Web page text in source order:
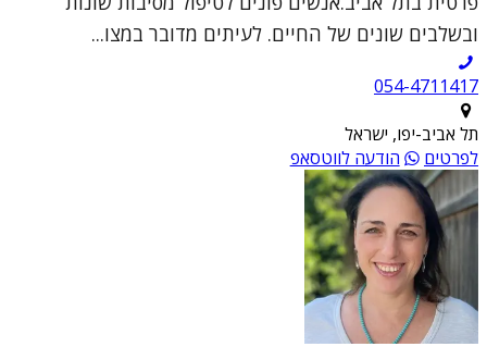
ובשלבים שונים של החיים. לעיתים מדובר במצו...
054-4711417
תל אביב-יפו, ישראל
לפרטים
הודעה לווטסאפ